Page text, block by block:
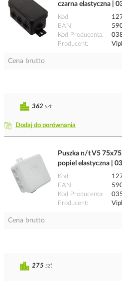
czarna elastyczna |
Kod
EAN
Kod Producenta
Producent
Cena brutto
Dodaj do porównania
362 szt
Puszka n/t V5
popiel elastyczna |
Kod
EAN
Kod Producenta
Producent
Cena brutto
275 szt